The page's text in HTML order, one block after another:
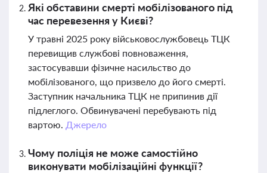
Які обставини смерті мобілізованого під
час перевезення у Києві?
У травні 2025 року військовослужбовець ТЦК
перевищив службові повноваження,
застосувавши фізичне насильство до
мобілізованого, що призвело до його смерті.
Заступник начальника ТЦК не припинив дії
підлеглого. Обвинувачені перебувають під
вартою. Джерело
Чому поліція не може самостійно
виконувати мобілізаційні функції?